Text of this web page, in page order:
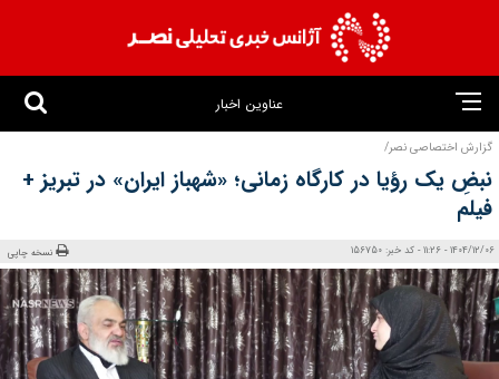
عناوین اخبار
گزارش اختصاصی نصر/
نبضِ یک رؤیا در کارگاه زمانی؛ «شهباز ایران» در تبریز +
فیلم
1404/12/06 - 11:26 - کد خبر: 156750 نسخه چاپی